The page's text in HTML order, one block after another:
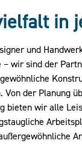
in
und
– wir sind der
Von der Planung
bieten wir alle